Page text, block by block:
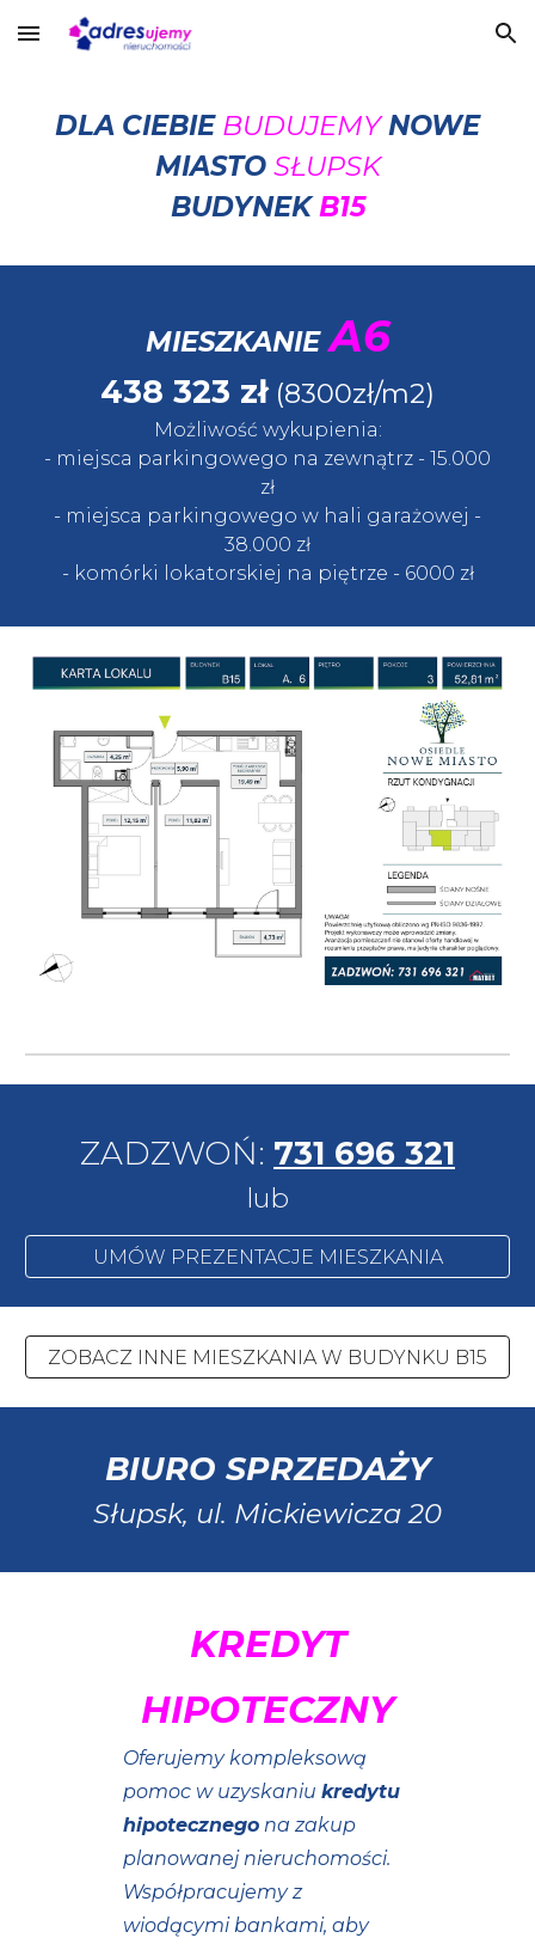
Skip to main content Skip to navigation
DLA CIEBIEBUDUJEMYNOWE
MIASTO SŁUPSK
BUDYNEKB15
MIESZKANIE A6
438 323 zł (8300zł/m2)
Możliwość wykupienia:
- miejsca parkingowego na zewnątrz - 15.000
zł
- miejsca parkingowego w hali garażowej -
38.000 zł
- komórki lokatorskiej na piętrze - 6000 zł
ZADZWOŃ: 731 696 321
lub
UMÓW PREZENTACJE MIESZKANIA
ZOBACZ INNE MIESZKANIA W BUDYNKU B15
BIURO SPRZEDAŻY
Słupsk, ul. Mickiewicza 20
KREDYT
HIPOTECZNY
Oferujemy kompleksową
pomoc w uzyskaniu kredytu
hipotecznegona zakup
planowanej nieruchomości.
Współpracujemy z
wiodącymi bankami, aby